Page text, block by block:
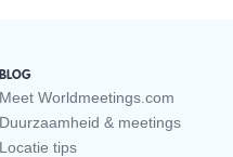
BLOG
Meet Worldmeetings.com
Duurzaamheid & meetings
Locatie tips